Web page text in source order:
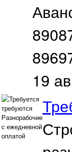
19